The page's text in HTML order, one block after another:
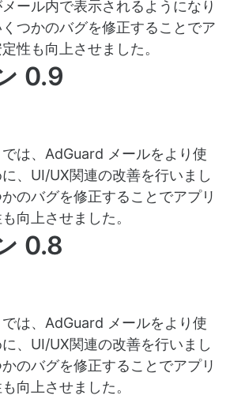
ール内で表示されるようになり
つかのバグを修正することでア
性も向上させました。
0.9
は、AdGuard メールをより使
、UI/UX関連の改善を行いまし
のバグを修正することでアプリ
向上させました。
0.8
は、AdGuard メールをより使
、UI/UX関連の改善を行いまし
のバグを修正することでアプリ
向上させました。